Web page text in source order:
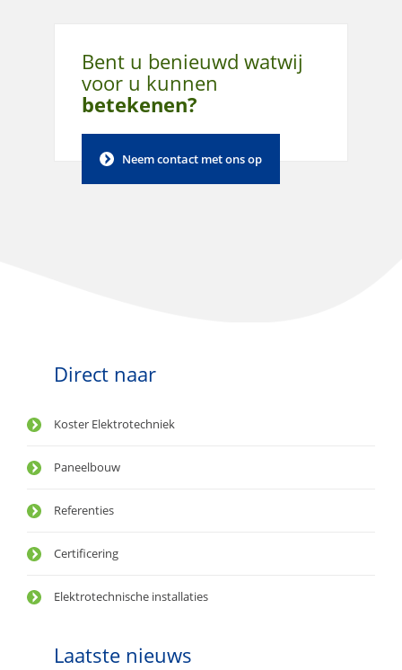
Bent u benieuwd watwij
voor u kunnen
betekenen?
Neem contact met ons op
Direct naar
Koster Elektrotechniek
Paneelbouw
Referenties
Certificering
Elektrotechnische installaties
Laatste nieuws